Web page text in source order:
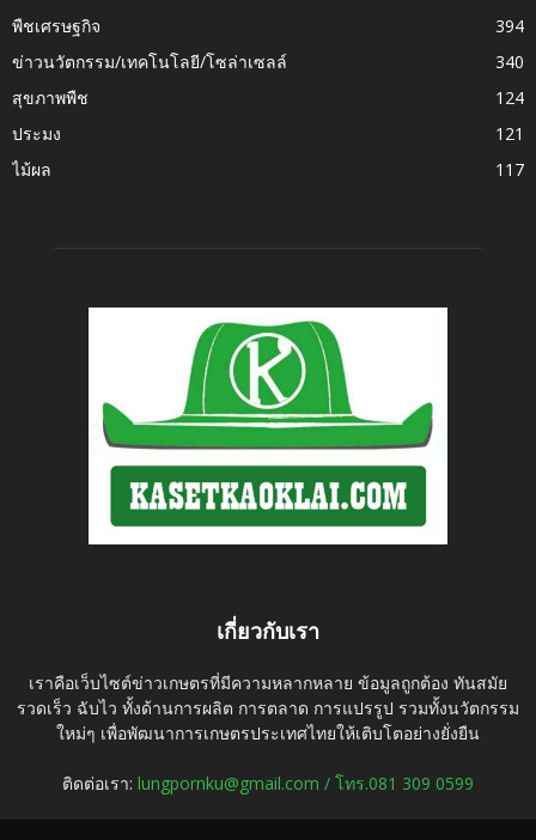
พืชเศรษฐกิจ
394
ข่าวนวัตกรรม/เทคโนโลยี/โซล่าเซลล์
340
สุขภาพพืช
124
ประมง
121
ไม้ผล
117
เกี่ยวกับเรา
เราคือเว็บไซต์ข่าวเกษตรที่มีความหลากหลาย ข้อมูลถูกต้อง ทันสมัย
รวดเร็ว ฉับไว ทั้งด้านการผลิต การตลาด การแปรรูป รวมทั้งนวัตกรรม
ใหม่ๆ เพื่อพัฒนาการเกษตรประเทศไทยให้เติบโตอย่างยั่งยืน
ติดต่อเรา: lungpornku@gmail.com / โทร.081 309 0599